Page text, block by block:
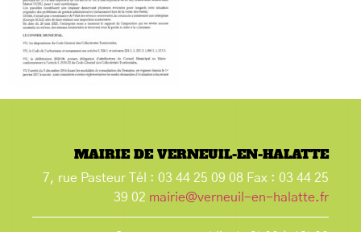
MAIRIE DE VERNEUIL-EN-HALATTE
7, rue Pasteur Tél : 03 44 25 09 08 Fax : 03 44 25
39 02 mairie@verneuil-en-halatte.fr